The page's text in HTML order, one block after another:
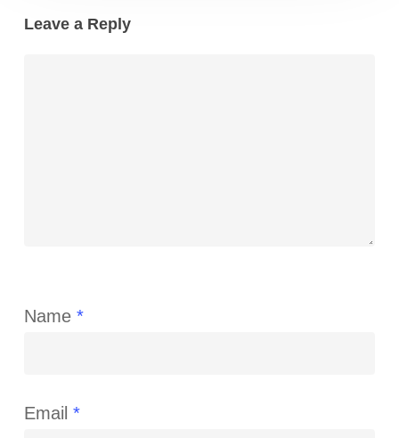
Leave a Reply
Name *
Email *